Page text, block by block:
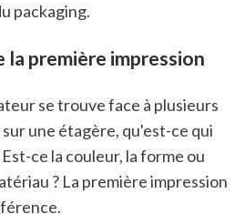
packaging.
la première impression
une étagère, qu'est-ce qui
ce la couleur, la forme ou
? La première impression